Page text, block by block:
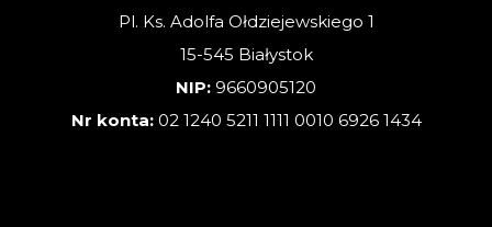
Pl. Ks. Adolfa Ołdziejewskiego 1
15-545 Białystok
NIP: 9660905120
Nr konta: 02 1240 5211 1111 0010 6926 1434